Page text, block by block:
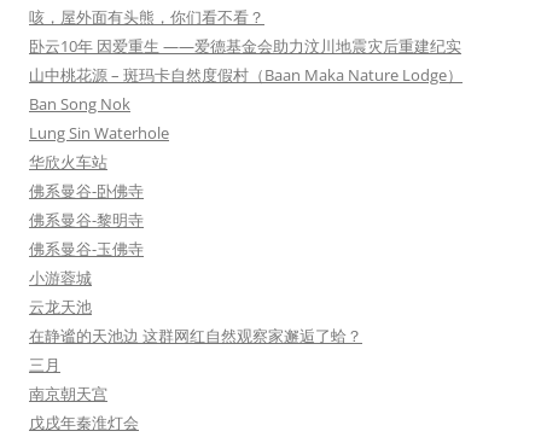
咳，屋外面有头熊，你们看不看？
卧云10年 因爱重生 ——爱德基金会助力汶川地震灾后重建纪实
山中桃花源 – 斑玛卡自然度假村（Baan Maka Nature Lodge）
Ban Song Nok
Lung Sin Waterhole
华欣火车站
佛系曼谷-卧佛寺
佛系曼谷-黎明寺
佛系曼谷-玉佛寺
小游蓉城
云龙天池
在静谧的天池边 这群网红自然观察家邂逅了蛤？
三月
南京朝天宫
戊戌年秦淮灯会